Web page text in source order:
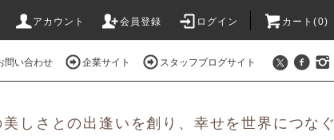
アカウント 会員登録 ログイン カート(0)
問い合わせ 企業サイト スタッフブログサイト
美しさとの出逢いを創り、幸せを世界につなぐ